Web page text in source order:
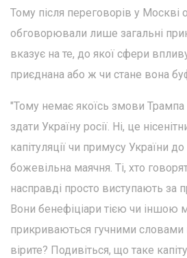
Тому після переговорів у
обговорювали лише загальні
вказує на те, до якої сфери
приєднана або ж чи стане вона
"Тому немає якоїсь змови Трампа
здати Україну росії. Ні, це
капітуляції чи примусу України
божевільна маячня. Ті, хто
насправді просто виступають за
Вони бенефіціари тією чи іншою
прикриваються гучними словами
вірите? Подивіться, що таке